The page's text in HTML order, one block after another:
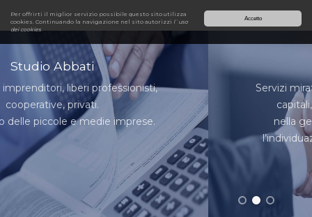
Accetto
Per offrirti il miglior servizio possibile questo sito utilizza
cookies. Continuando la navigazione nel sito autorizzi l`uso
dei cookies
Studio Abbati
Servizi mirati a fornire supporto alle società di
capitali, di persone e all’imprenditore
nella gestione del business attraverso
l’individuazione di soluzioni personalizzate.